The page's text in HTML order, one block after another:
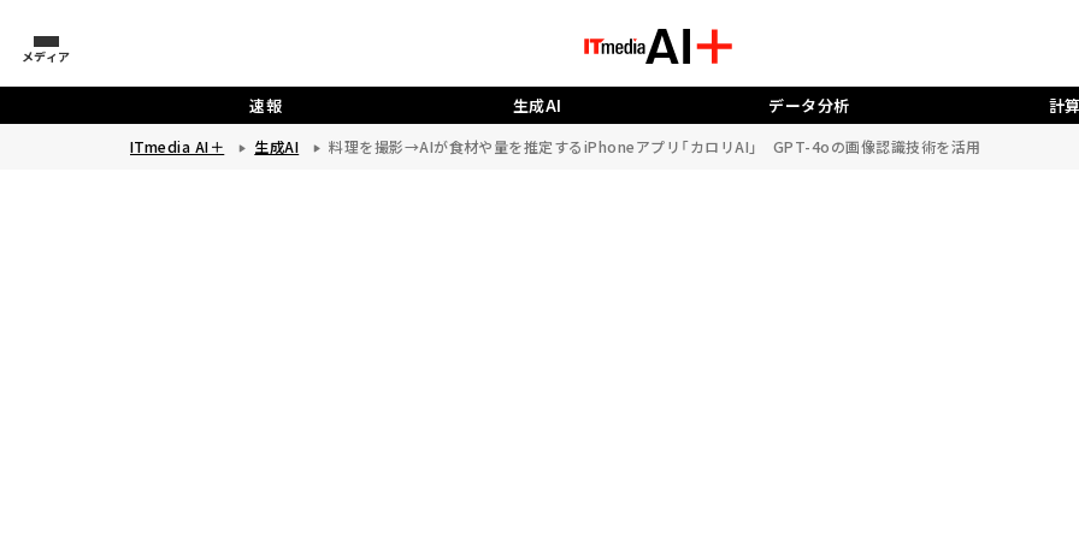
メディア
速報 生成AI データ分析 計
ITmedia AI＋ 生成AI 料理を撮影→AIが食材や量を推定するiPhoneアプリ「カロリAI」 GPT-4oの画像認識技術を活用